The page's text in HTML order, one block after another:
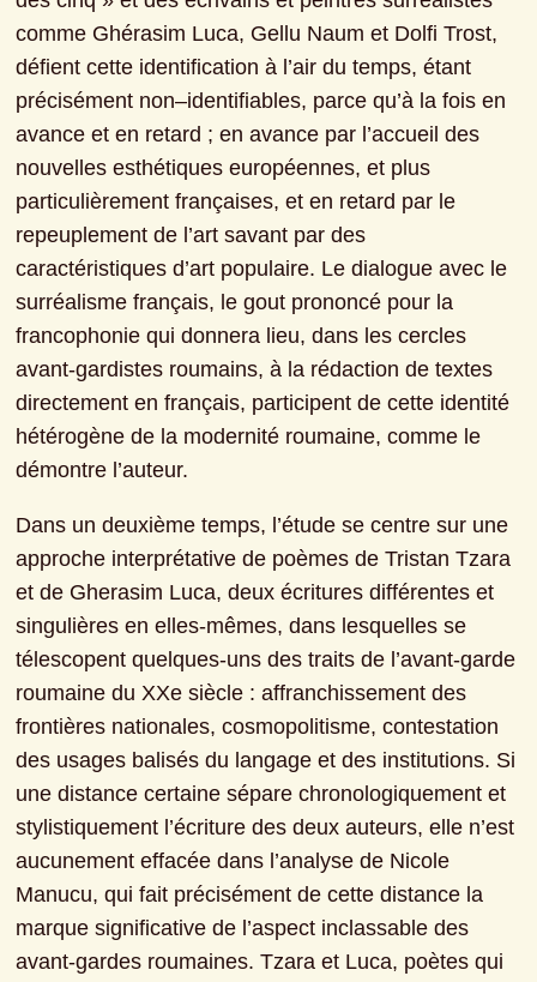
comme Ghérasim Luca, Gellu Naum et Dolfi Trost,
défient cette identification à l’air du temps, étant
précisément non–identifiables, parce qu’à la fois en
avance et en retard ; en avance par l’accueil des
nouvelles esthétiques européennes, et plus
particulièrement françaises, et en retard par le
repeuplement de l’art savant par des
caractéristiques d’art populaire. Le dialogue avec le
surréalisme français, le gout prononcé pour la
francophonie qui donnera lieu, dans les cercles
avant-gardistes roumains, à la rédaction de textes
directement en français, participent de cette identité
hétérogène de la modernité roumaine, comme le
démontre l’auteur.
Dans un deuxième temps, l’étude se centre sur une
approche interprétative de poèmes de Tristan Tzara
et de Gherasim Luca, deux écritures différentes et
singulières en elles-mêmes, dans lesquelles se
télescopent quelques-uns des traits de l’avant-garde
roumaine du XXe siècle : affranchissement des
frontières nationales, cosmopolitisme, contestation
des usages balisés du langage et des institutions. Si
une distance certaine sépare chronologiquement et
stylistiquement l’écriture des deux auteurs, elle n’est
aucunement effacée dans l’analyse de Nicole
Manucu, qui fait précisément de cette distance la
marque significative de l’aspect inclassable des
avant-gardes roumaines. Tzara et Luca, poètes qui